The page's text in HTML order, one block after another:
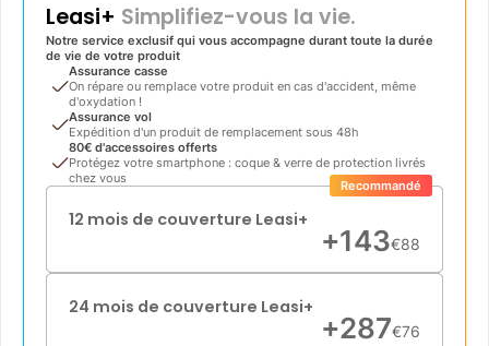
Leasi+ Simplifiez-vous la vie.
Notre service exclusif qui vous accompagne durant toute la durée
de vie de votre produit
Assurance casse
On répare ou remplace votre produit en cas d'accident, même
d'oxydation !
Assurance vol
Expédition d'un produit de remplacement sous 48h
80€ d'accessoires offerts
Protégez votre smartphone : coque & verre de protection livrés
chez vous
12 mois de couverture Leasi+
+143€88
Recommandé
24 mois de couverture Leasi+
+287€76